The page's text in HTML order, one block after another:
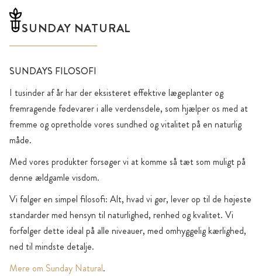
SUNDAY NATURAL
SUNDAYS FILOSOFI
I tusinder af år har der eksisteret effektive lægeplanter og
fremragende fødevarer i alle verdensdele, som hjælper os med at
fremme og opretholde vores sundhed og vitalitet på en naturlig
måde.
Med vores produkter forsøger vi at komme så tæt som muligt på
denne ældgamle visdom.
Vi følger en simpel filosofi: Alt, hvad vi gør, lever op til de højeste
standarder med hensyn til naturlighed, renhed og kvalitet. Vi
forfølger dette ideal på alle niveauer, med omhyggelig kærlighed,
ned til mindste detalje.
Mere om Sunday Natural.